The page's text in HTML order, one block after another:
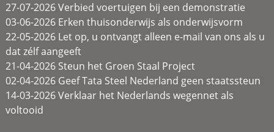
27-07-2026 Verbied voertuigen bij een demonstratie
03-06-2026 Erken thuisonderwijs als onderwijsvorm
22-05-2026 Let op, u ontvangt alleen e-mail van ons als u
dat zélf aangeeft
21-04-2026 Steun het Groen Staal Project
02-04-2026 Geef Tata Steel Nederland geen staatssteun
14-03-2026 Verklaar het Nederlands wegennet als
voltooid